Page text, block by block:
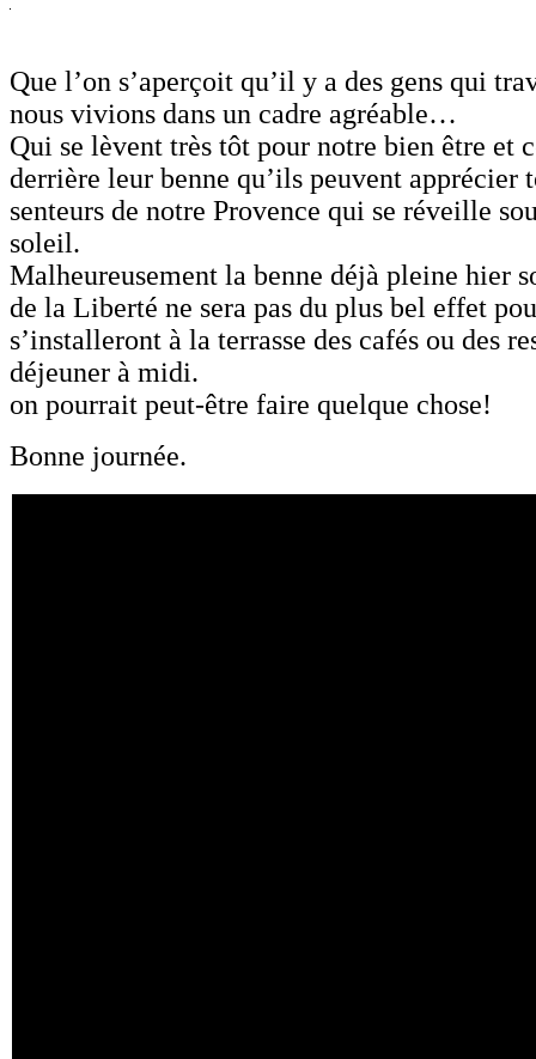
Que l’on s’aperçoit qu’il y a des gens qui
nous vivions dans un cadre agréable…
Qui se lèvent très tôt pour notre bien être et
derrière leur benne qu’ils peuvent apprécier
senteurs de notre Provence qui se réveille
soleil.
Malheureusement la benne déjà pleine hier
de la Liberté ne sera pas du plus bel effet
s’installeront à la terrasse des cafés ou des
déjeuner à midi.
on pourrait peut-être faire quelque chose!
Bonne journée.